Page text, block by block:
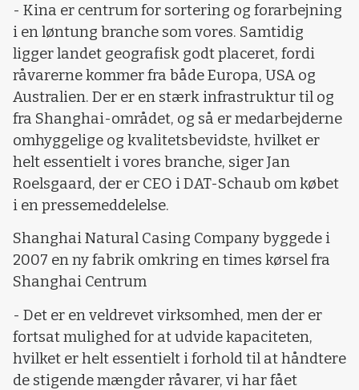
- Kina er centrum for sortering og forarbejning
i en løntung branche som vores. Samtidig
ligger landet geografisk godt placeret, fordi
råvarerne kommer fra både Europa, USA og
Australien. Der er en stærk infrastruktur til og
fra Shanghai-området, og så er medarbejderne
omhyggelige og kvalitetsbevidste, hvilket er
helt essentielt i vores branche, siger Jan
Roelsgaard, der er CEO i DAT-Schaub om købet
i en pressemeddelelse.
Shanghai Natural Casing Company byggede i
2007 en ny fabrik omkring en times kørsel fra
Shanghai Centrum
- Det er en veldrevet virksomhed, men der er
fortsat mulighed for at udvide kapaciteten,
hvilket er helt essentielt i forhold til at håndtere
de stigende mængder råvarer, vi har fået